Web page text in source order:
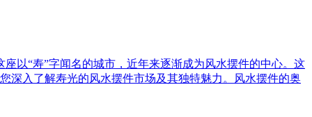
以“寿”字闻名的城市，近年来逐渐成为风水摆件的中心。这
深入了解寿光的风水摆件市场及其独特魅力。风水摆件的奥